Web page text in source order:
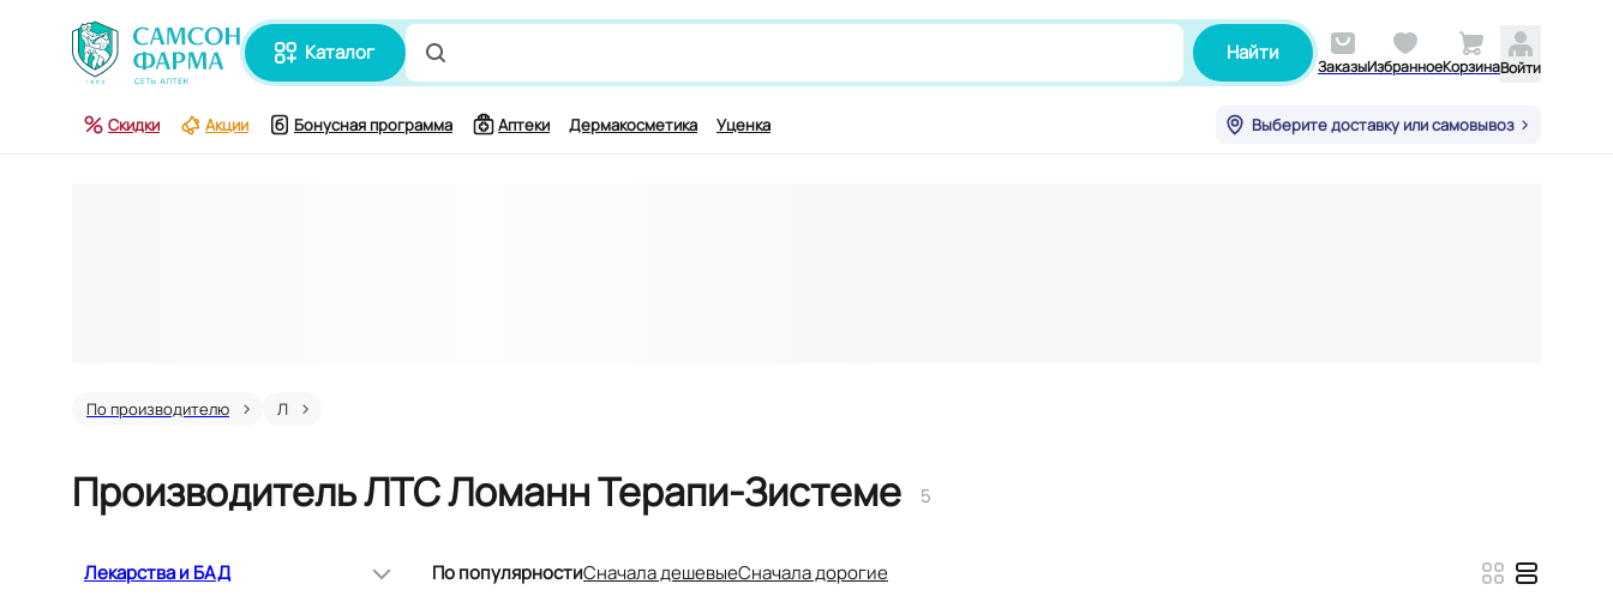
каталог
Поиск по лекарству и симптомам, например,для работы мозга
Найти
ЗаказыИзбранноеКорзинаВойти
Скидки Акции Бонусная программа Аптеки Дермакосметика Уценка Выберите доставку или самовывоз
По производителю Л
Производитель ЛТС Ломанн Терапи-Зистеме 5
Лекарства и БАД
По популярностиCначала дешевыеCначала дорогие